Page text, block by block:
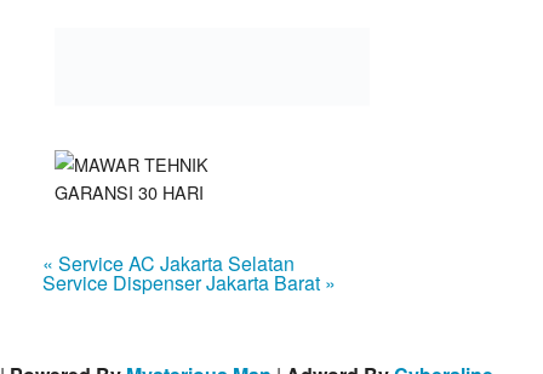
« Service AC Jakarta Selatan
Service Dispenser Jakarta Barat »